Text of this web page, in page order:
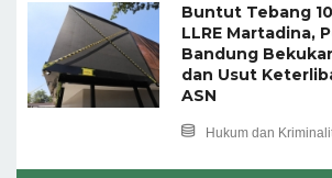
Buntut Tebang
LLRE Martadina,
Bandung
dan Usut
ASN
Hukum dan